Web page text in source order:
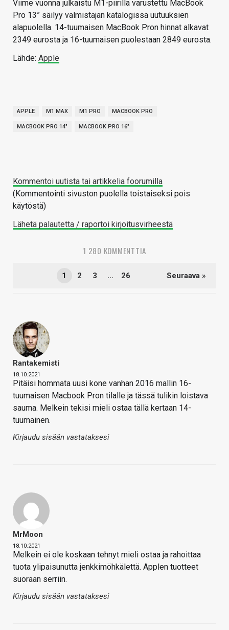
Viime vuonna julkaistu M1-piirillä varustettu MacBook
Pro 13” säilyy valmistajan katalogissa uutuuksien
alapuolella. 14-tuumaisen MacBook Pron hinnat alkavat
2349 eurosta ja 16-tuumaisen puolestaan 2849 eurosta.
Lähde: Apple
APPLE M1 MAX M1 PRO MACBOOK PRO
MACBOOK PRO 14" MACBOOK PRO 16"
Kommentoi uutista tai artikkelia foorumilla
(Kommentointi sivuston puolella toistaiseksi pois
käytöstä)
Lähetä palautetta / raportoi kirjoitusvirheestä
1 280 KOMMENTTIA
1 2 3 … 26 Seuraava »
Rantakemisti
18.10.2021
Pitäisi hommata uusi kone vanhan 2016 mallin 16-
tuumaisen Macbook Pron tilalle ja tässä tulikin loistava
sauma. Melkein tekisi mieli ostaa tällä kertaan 14-
tuumainen.
Kirjaudu sisään vastataksesi
MrMoon
18.10.2021
Melkein ei ole koskaan tehnyt mieli ostaa ja rahoittaa
tuota ylipaisunutta jenkkimöhkälettä. Applen tuotteet
suoraan serriin.
Kirjaudu sisään vastataksesi